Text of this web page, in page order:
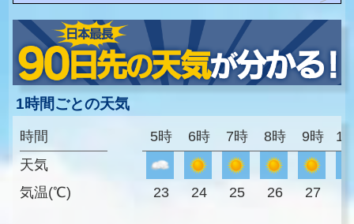
1時間ごとの天気
時間
天気
気温(℃)
5時 6時 7時 8時 9時
23 24 25 26 27